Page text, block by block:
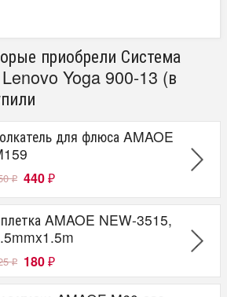
приобрели Система
Lenovo Yoga 900-13 (в
для флюса AMAOE
₽ 440 ₽
AMAOE NEW-3515,
₽ 180 ₽